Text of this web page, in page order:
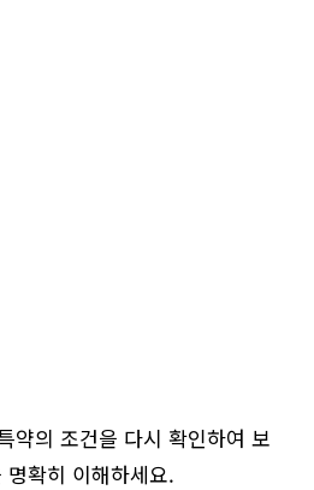
약의 조건을 다시 확인하여 보
확히 이해하세요.